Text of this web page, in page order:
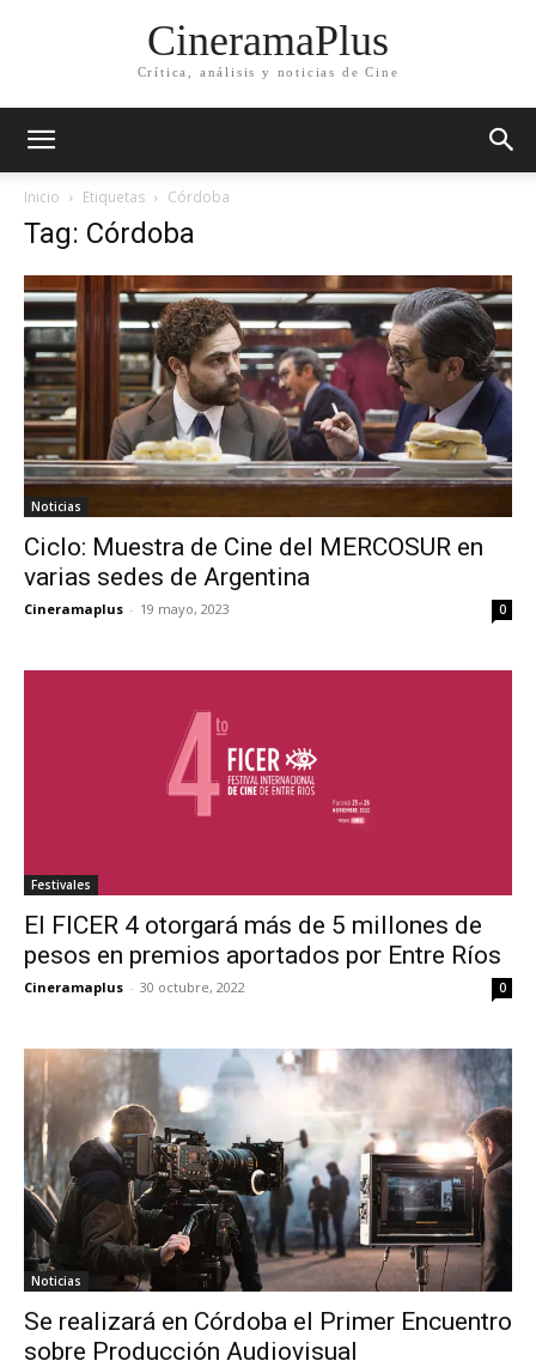
CineramaPlus
Crítica, análisis y noticias de Cine
Inicio Etiquetas Córdoba
Tag: Córdoba
Noticias
Ciclo: Muestra de Cine del MERCOSUR en
varias sedes de Argentina
Cineramaplus - 19 mayo, 2023 0
Festivales
El FICER 4 otorgará más de 5 millones de
pesos en premios aportados por Entre Ríos
Cineramaplus - 30 octubre, 2022 0
Noticias
Se realizará en Córdoba el Primer Encuentro
sobre Producción Audiovisual